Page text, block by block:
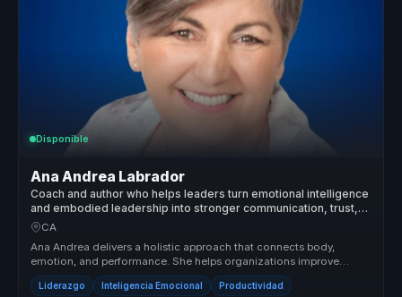
Disponible
Ana Andrea Labrador
Coach and author who helps leaders turn emotional intelligence
and embodied leadership into stronger communication, trust,
and team performance.
CA
Ana Andrea delivers a holistic approach that connects body,
emotion, and performance. She helps organizations improve
relationships, rais...
Liderazgo Inteligencia Emocional Productividad